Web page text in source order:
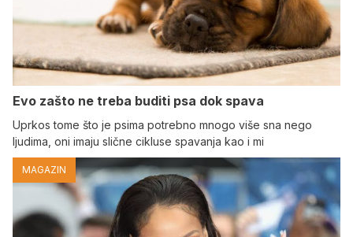
Evo zašto ne treba buditi psa dok spava
Uprkos tome što je psima potrebno mnogo više sna nego
ljudima, oni imaju slične cikluse spavanja kao i mi
MAGAZIN